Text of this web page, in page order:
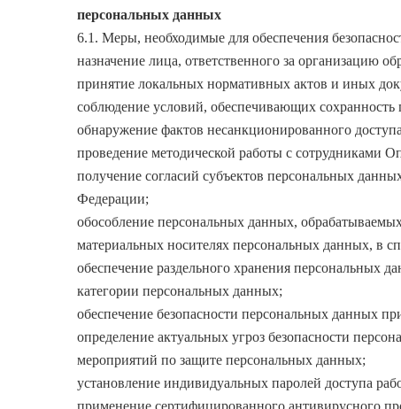
персональных данных
6.1. Меры, необходимые для обеспечения
назначение лица, ответственного за организацию
принятие локальных нормативных актов и иных
соблюдение условий, обеспечивающих
обнаружение фактов несанкционированного
проведение методической работы с сотрудниками
получение согласий субъектов персональных
Федерации;
обособление персональных данных,
материальных носителях персональных данных, в
обеспечение раздельного хранения персональных
категории персональных данных;
обеспечение безопасности персональных данных
определение актуальных угроз безопасности
мероприятий по защите персональных данных;
установление индивидуальных паролей доступа
применение сертифицированного антивирусного